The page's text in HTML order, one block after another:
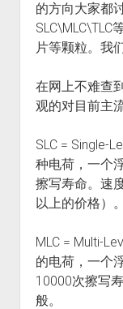
的方向大家都
SLC\MLC\TLC
片等颗粒。我
在网上不难查
观的对目前主
SLC = Single-
种电荷，一个
擦写寿命。速
以上的价格）。
MLC = Multi-
的电荷，一个
10000次擦写
般。